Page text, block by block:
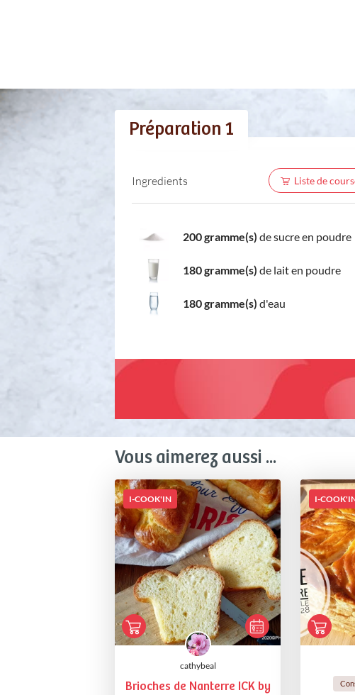
Préparation 1
Ingredients Liste de
200 gramme(s) de sucre en poudre
180 gramme(s) de lait en poudre
180 gramme(s) d'eau
Vous aimerez aussi ...
I-COOK'IN
cathybeal
Brioches de Nanterre ICK by
I-